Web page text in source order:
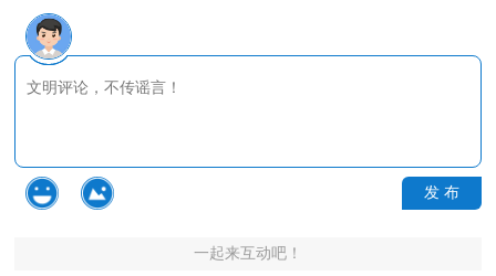
发 布
一起来互动吧！